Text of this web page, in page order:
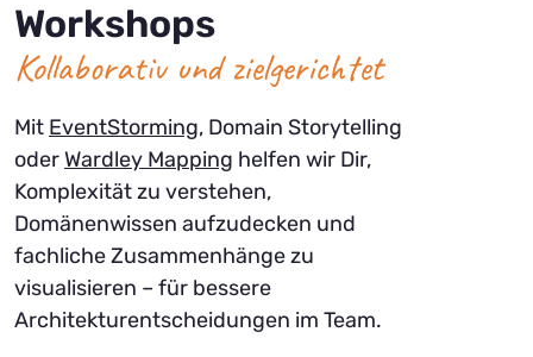
Workshops
Kollaborativ und zielgerichtet
Mit EventStorming, Domain Storytelling
oder Wardley Mapping helfen wir Dir,
Komplexität zu verstehen,
Domänenwissen aufzudecken und
fachliche Zusammenhänge zu
visualisieren – für bessere
Architekturentscheidungen im Team.